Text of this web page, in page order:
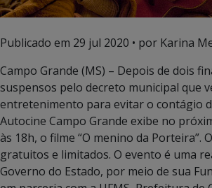
Publicado em 29 jul 2020 • por Karina
Campo Grande (MS) – Depois de dois
suspensos pelo decreto municipal que
entretenimento para evitar o contágio
Autocine Campo Grande exibe no
às 18h, o filme “O menino da Porteira”.
gratuitos e limitados. O evento é uma
Governo do Estado, por meio de sua